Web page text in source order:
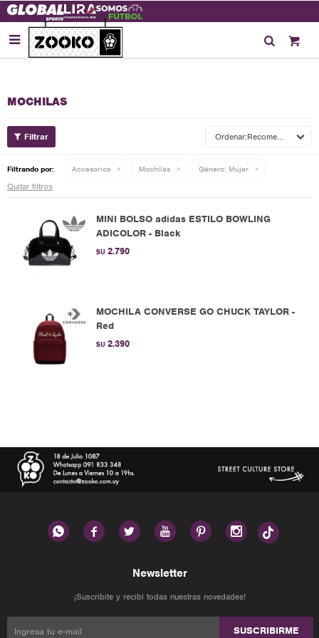

MOCHILAS
Recomendados
Filtrando por: Accesorios Mochilas Género: Mujer
Quitar filtros
MINI BOLSO adidas ESTILO BOWLING
ADICOLOR - Black
$U 2.790
MOCHILA CONVERSE GO CHUCK TAYLOR -
Red
$U 2.390
     
Newsletter
¡Suscribite y recibí todas nuestras novedades!
SUSCRIBIRME